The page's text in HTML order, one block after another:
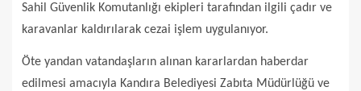
Sahil Güvenlik Komutanlığı ekipleri tarafından ilgili çadır ve
karavanlar kaldırılarak cezai işlem uygulanıyor.
Öte yandan vatandaşların alınan kararlardan haberdar
edilmesi amacıyla Kandıra Belediyesi Zabıta Müdürlüğü ve